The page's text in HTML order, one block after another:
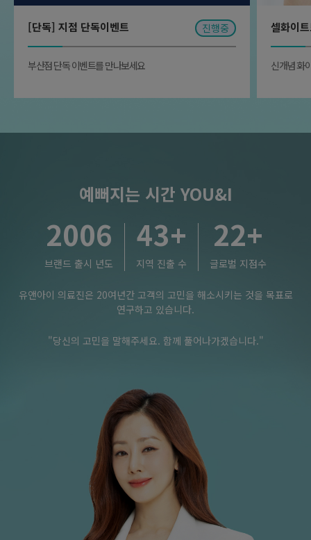
[단독] 지점 단독이벤트 진행중
부산점 단독 이벤트를 만나보세요
셀화이
신개념 화
예뻐지는 시간 YOU&I
2006
브랜드 출시 년도
43+
지역 진출 수
22+
글로벌 지점수
유앤아이 의료진은 20여년간 고객의 고민을 해소시키는 것을 목표로
연구하고 있습니다.
"당신의 고민을 말해주세요. 함께 풀어나가겠습니다."